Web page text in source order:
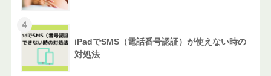
4
iPadでSMS（電話番号認証）が使えない時の
対処法